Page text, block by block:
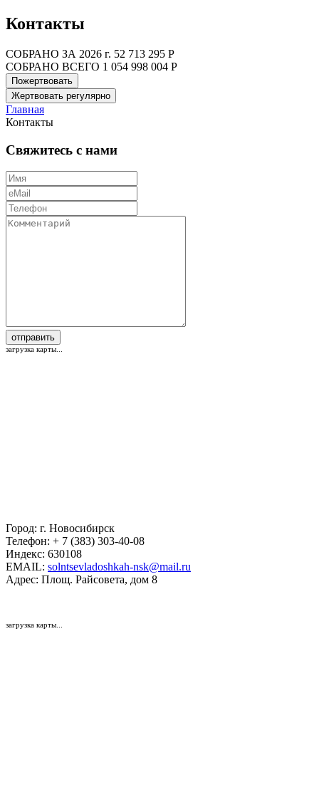
Контакты
СОБРАНО ЗА 2026 г. 52 713 295 Р
СОБРАНО ВСЕГО 1 054 998 004 Р
Пожертвовать
Жертвовать регулярно
Главная
Контакты
Свяжитесь с нами
отправить
загрузка карты...
Город: г. Новосибирск
Телефон: + 7 (383) 303-40-08
Индекс: 630108
EMAIL: solntsevladoshkah-nsk@mail.ru
Адрес: Площ. Райсовета, дом 8
загрузка карты...